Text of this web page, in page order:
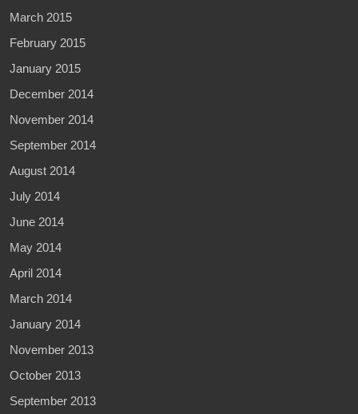
March 2015
February 2015
January 2015
December 2014
November 2014
September 2014
August 2014
July 2014
June 2014
May 2014
April 2014
March 2014
January 2014
November 2013
October 2013
September 2013